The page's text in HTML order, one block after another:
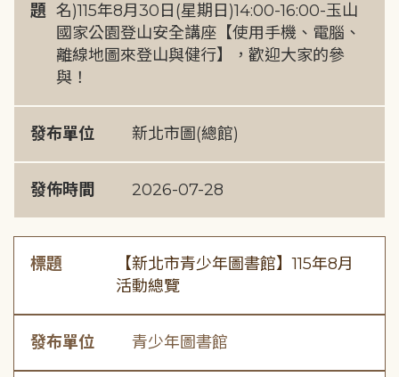
題 名)115年8月30日(星期日)14:00-16:00-玉山
國家公園登山安全講座【使用手機、電腦、
離線地圖來登山與健行】，歡迎大家的參
與！
發布單位 新北市圖(總館)
發佈時間 2026-07-28
標題
【新北市青少年圖書館】115年8月
活動總覽
發布單位 青少年圖書館